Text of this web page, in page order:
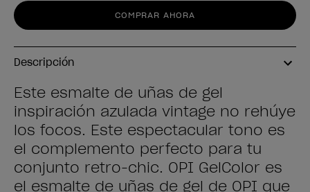
Forma del producto
COMPRAR AHORA
Descripción
Este esmalte de uñas de gel
inspiración azulada vintage no rehúye
los focos. Este espectacular tono es
el complemento perfecto para tu
conjunto retro-chic. OPI GelColor es
el esmalte de uñas de gel de OPI que